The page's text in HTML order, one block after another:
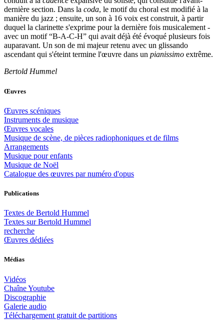
dernière section. Dans la coda, le motif du choral est modifié à la
manière du jazz ; ensuite, un son à 16 voix est construit, à partir
duquel la clarinette s'exprime pour la dernière fois musicalement -
avec un motif “B-A-C-H” qui avait déjà été évoqué plusieurs fois
auparavant. Un son de mi majeur retenu avec un glissando
ascendant qui s'éteint termine l'œuvre dans un pianissimo extrême.
Bertold Hummel
Œuvres
Œuvres scéniques
Instruments de musique
Œuvres vocales
Musique de scène, de pièces radiophoniques et de films
Arrangements
Musique pour enfants
Musique de Noël
Catalogue des œuvres par numéro d'opus
Publications
Textes de Bertold Hummel
Textes sur Bertold Hummel
recherche
Œuvres dédiées
Médias
Vidéos
Chaîne Youtube
Discographie
Galerie audio
Téléchargement gratuit de partitions